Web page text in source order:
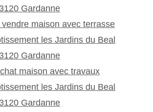
Gardanne
vendre maison avec terrasse
les Jardins du Beal
Gardanne
maison avec travaux
les Jardins du Beal
Gardanne